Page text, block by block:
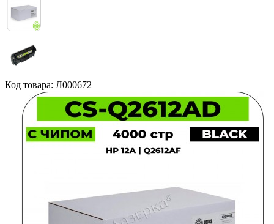
Код товара: Л000672